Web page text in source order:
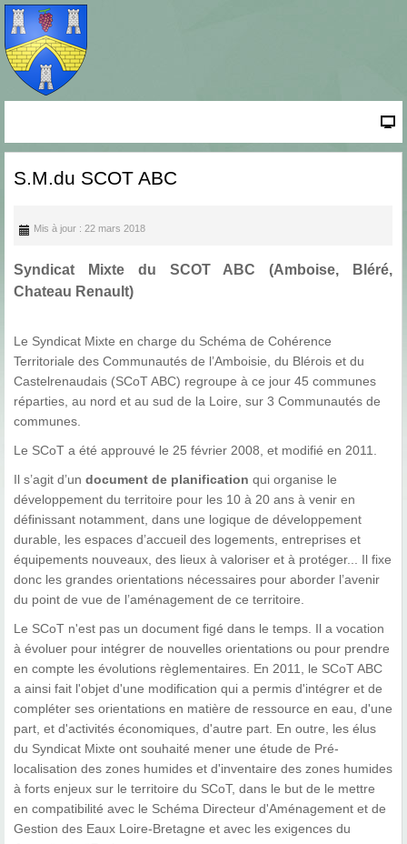
S.M.du SCOT ABC
Mis à jour : 22 mars 2018
Syndicat Mixte du SCOT ABC (Amboise, Bléré,
Chateau Renault)
Le Syndicat Mixte en charge du Schéma de Cohérence
Territoriale des Communautés de l’Amboisie, du Blérois et du
Castelrenaudais (SCoT ABC) regroupe à ce jour 45 communes
réparties, au nord et au sud de la Loire, sur 3 Communautés de
communes.
Le SCoT a été approuvé le 25 février 2008, et modifié en 2011.
Il s’agit d’un document de planification qui organise le
développement du territoire pour les 10 à 20 ans à venir en
définissant notamment, dans une logique de développement
durable, les espaces d’accueil des logements, entreprises et
équipements nouveaux, des lieux à valoriser et à protéger... Il fixe
donc les grandes orientations nécessaires pour aborder l’avenir
du point de vue de l’aménagement de ce territoire.
Le SCoT n'est pas un document figé dans le temps. Il a vocation
à évoluer pour intégrer de nouvelles orientations ou pour prendre
en compte les évolutions règlementaires. En 2011, le SCoT ABC
a ainsi fait l'objet d'une modification qui a permis d'intégrer et de
compléter ses orientations en matière de ressource en eau, d'une
part, et d'activités économiques, d'autre part. En outre, les élus
du Syndicat Mixte ont souhaité mener une étude de Pré-
localisation des zones humides et d'inventaire des zones humides
à forts enjeux sur le territoire du SCoT, dans le but de le mettre
en compatibilité avec le Schéma Directeur d'Aménagement et de
Gestion des Eaux Loire-Bretagne et avec les exigences du